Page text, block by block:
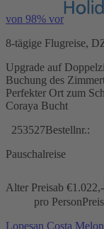
von 98% vor
8-tägige Flugreise,
Upgrade auf
Buchung des
Perfekter Ort zum
Coraya Bucht
253527Bestellnr.:
Pauschalreise
Alter Preisab €1.022,-
pro Person
Lopesan Costa